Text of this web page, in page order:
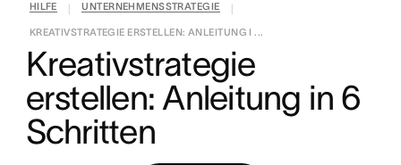
HILFE UNTERNEHMENSSTRATEGIE
KREATIVSTRATEGIE ERSTELLEN: ANLEITUNG I ...
Kreativstrategie
erstellen: Anleitung in 6
Schritten